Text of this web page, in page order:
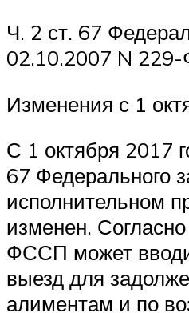
Ч. 2 ст. 67
02.10.2007 N
Изменения с 1
С 1 октября 2017
67 Федерального
исполнительном
изменен.
ФССП может
выезд для
алиментам и по